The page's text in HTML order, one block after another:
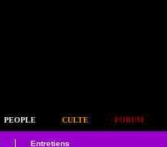
PEOPLE CULTE FORUM
Entretiens